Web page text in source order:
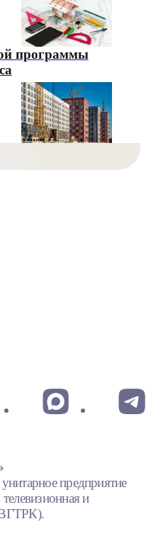
программы
предприятие
и